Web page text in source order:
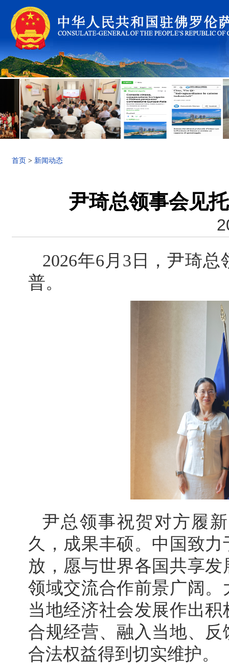
首页 > 新闻动态
尹琦总领事会见
2026年6月3日，尹琦
普。
尹总领事祝贺对方履
久，成果丰硕。中国致
放，愿与世界各国共享
领域交流合作前景广阔
当地经济社会发展作出
合规经营、融入当地、
合法权益得到切实维护。